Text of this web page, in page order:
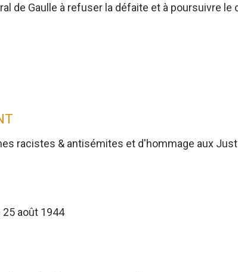
de Gaulle à refuser la défaite et à poursuivre
racistes & antisémites et d'hommage aux
août 1944